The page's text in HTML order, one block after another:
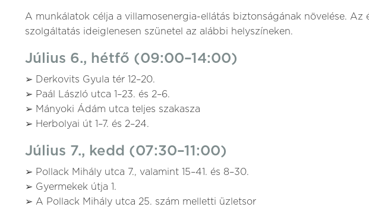
A munkálatok célja a villamosenergia-ellátás biztonságának növelése. Az
szolgáltatás ideiglenesen szünetel az alábbi helyszíneken.
Július 6., hétfő (09:00–14:00)
➢ Derkovits Gyula tér 12–20.
➢ Paál László utca 1–23. és 2–6.
➢ Mányoki Ádám utca teljes szakasza
➢ Herbolyai út 1–7. és 2–24.
Július 7., kedd (07:30–11:00)
➢ Pollack Mihály utca 7., valamint 15–41. és 8–30.
➢ Gyermekek útja 1.
➢ A Pollack Mihály utca 25. szám melletti üzletsor